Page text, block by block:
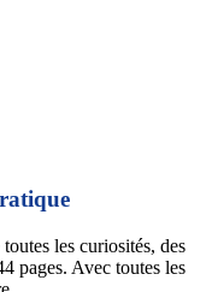
les curiosités, des
pages. Avec toutes les